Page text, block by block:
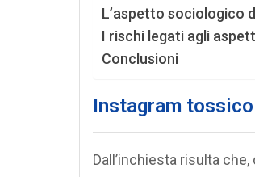
L’aspetto sociologico
I rischi legati agli
Conclusioni
Instagram
Dall’inchiesta risulta